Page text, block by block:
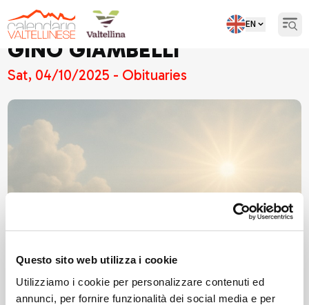
Questo sito web utilizza i cookie
Utilizziamo i cookie per personalizzare contenuti ed
annunci, per fornire funzionalità dei social media e per
EN
GINO GIAMBELLI
Sat, 04/10/2025 - Obituaries